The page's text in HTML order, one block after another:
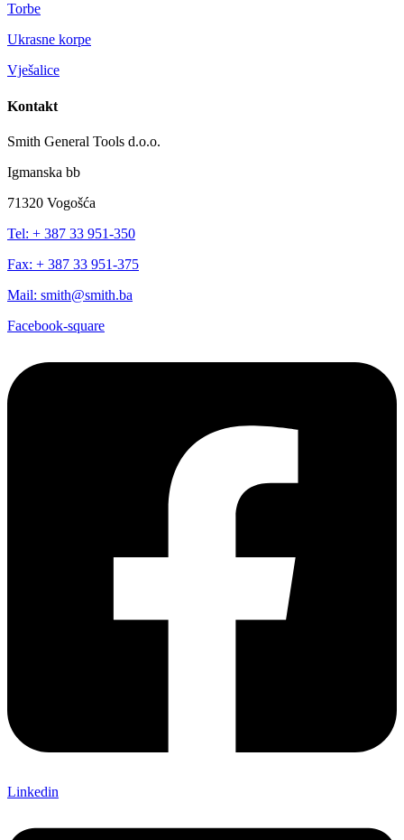
Torbe
Ukrasne korpe
Vješalice
Kontakt
Smith General Tools d.o.o.
Igmanska bb
71320 Vogošća
Tel: + 387 33 951-350
Fax: + 387 33 951-375
Mail: smith@smith.ba
Facebook-square
Linkedin